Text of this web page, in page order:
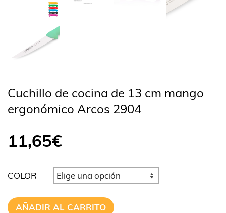
Cuchillo de cocina de 13 cm mango
ergonómico Arcos 2904
11,65€
COLOR
AÑADIR AL CARRITO